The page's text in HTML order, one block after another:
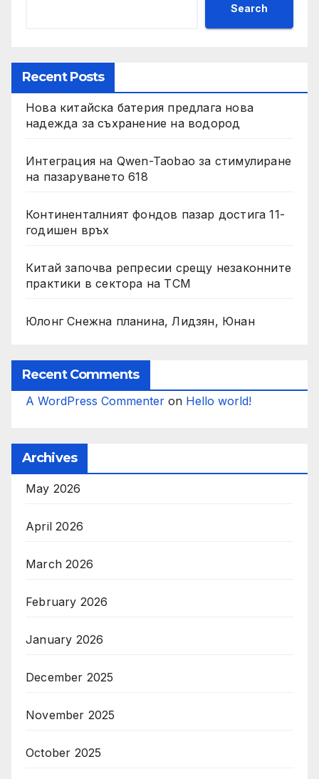
Search
Recent Posts
Нова китайска батерия предлага нова
надежда за съхранение на водород
Интеграция на Qwen-Taobao за стимулиране
на пазаруването 618
Континенталният фондов пазар достига 11-
годишен връх
Китай започва репресии срещу незаконните
практики в сектора на TCM
Юлонг Снежна планина, Лидзян, Юнан
Recent Comments
A WordPress Commenter on Hello world!
Archives
May 2026
April 2026
March 2026
February 2026
January 2026
December 2025
November 2025
October 2025